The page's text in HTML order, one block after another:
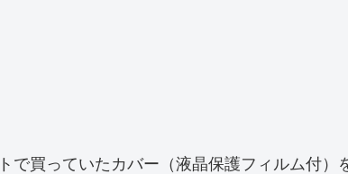
で買っていたカバー（液晶保護フィルム付）